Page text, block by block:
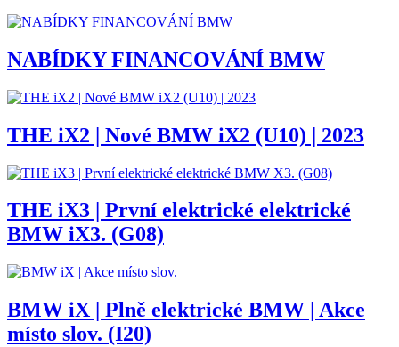
NABÍDKY FINANCOVÁNÍ BMW
THE iX2 | Nové BMW iX2 (U10) | 2023
THE iX3 | První elektrické elektrické
BMW iX3. (G08)
BMW iX | Plně elektrické BMW | Akce
místo slov. (I20)